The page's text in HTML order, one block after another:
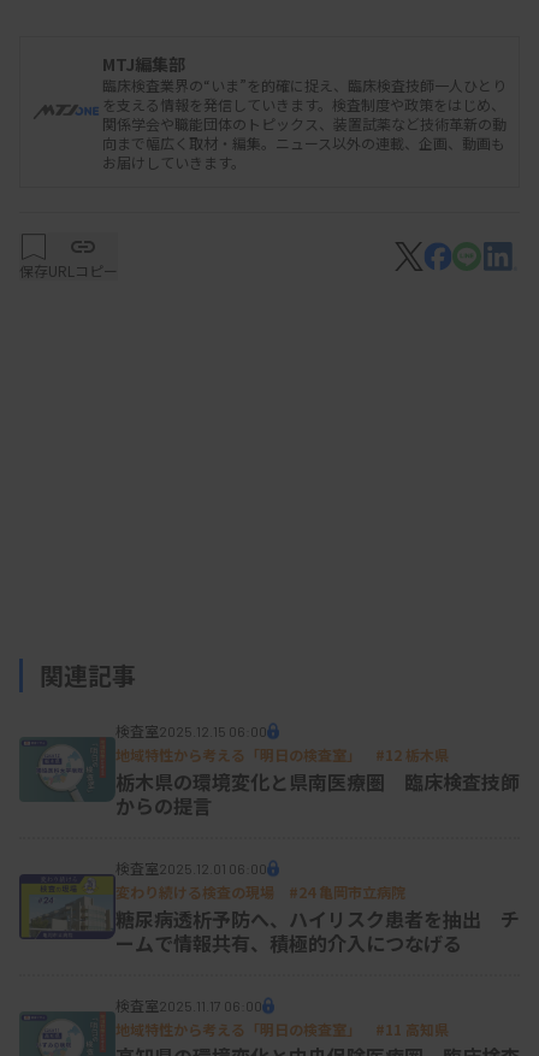
けたり、検査部全体の活動で後輩を推薦したりする
動きがあると、組織のつながりが強まるとの考えを
示した。
や婦人科検査室、移植関連検査室などがある。新人
検査室全体を導く「目標達成」の秘訣
Q：検査室全体が同じ方向を目指していくための秘
訣は？
三浦氏は、目指す方向性が明確かどうか、組織内で
目標を意識させる頻度が十分かの2つが重要だと指
摘した。「今年、上位資格が取れる人は頑張りまし
あれば分かりやすい」。さらに、会議のたびに目標
MTJ編集部
臨床検査業界の“いま”を的確に捉え、臨床検査技師一人ひとり
を支える情報を発信していきます。検査制度や政策をはじめ、
関係学会や職能団体のトピックス、装置試薬など技術革新の動
向まで幅広く取材・編集。ニュース以外の連載、企画、動画も
お届けしていきます。
保存URLコピー
関連記事
検査室2025.12.15 06:00
地域特性から考える「明日の検査室」 #12 栃木県
栃木県の環境変化と県南医療圏 臨床検査技師
からの提言
検査室2025.12.01 06:00
変わり続ける検査の現場 #24 亀岡市立病院
糖尿病透析予防へ、ハイリスク患者を抽出 チ
ームで情報共有、積極的介入につなげる
検査室2025.11.17 06:00
地域特性から考える「明日の検査室」 #11 高知県